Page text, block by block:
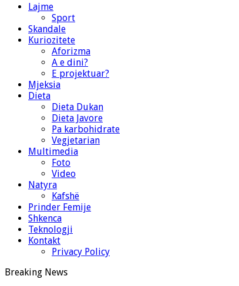
Lajme
Sport
Skandale
Kuriozitete
Aforizma
A e dini?
E projektuar?
Mjeksia
Dieta
Dieta Dukan
Dieta Javore
Pa karbohidrate
Vegjetarian
Multimedia
Foto
Video
Natyra
Kafshë
Prinder Femije
Shkenca
Teknologji
Kontakt
Privacy Policy
Breaking News